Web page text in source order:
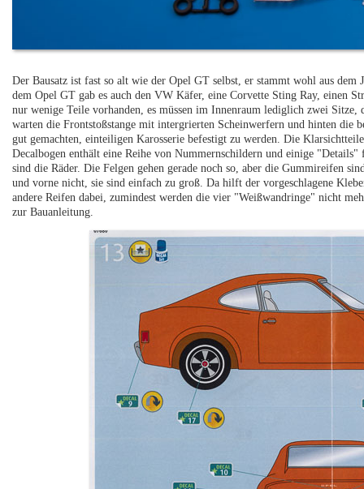
Der Bausatz ist fast so alt wie der Opel GT selbst, er stammt wohl aus dem
dem Opel GT gab es auch den VW Käfer, eine Corvette Sting Ray, einen
nur wenige Teile vorhanden, es müssen im Innenraum lediglich zwei
warten die Frontstoßstange mit intergrierten Scheinwerfern und hinten die
gut gemachten, einteiligen Karosserie befestigt zu werden. Die
Decalbogen enthält eine Reihe von Nummernschildern und einige
sind die Räder. Die Felgen gehen gerade noch so, aber die Gummireifen
und vorne nicht, sie sind einfach zu groß. Da hilft der vorgeschlagene
andere Reifen dabei, zumindest werden die vier "Weißwandringe" nicht
zur Bauanleitung.